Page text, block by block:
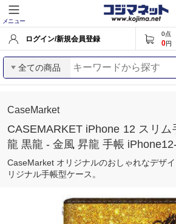
メニュー
ログイン/新規会員登録
0点
0円
全ての商品
CaseMarket
CASEMARKET iPhone 12 スリム
龍 黒龍 - 金風 昇龍 手帳
CaseMarket オリジナルのおしゃれなデザ
リジナル手帳型ケース。